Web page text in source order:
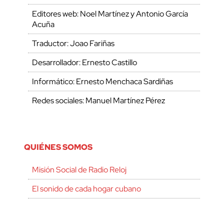
Editores web: Noel Martínez y Antonio García
Acuña
Traductor: Joao Fariñas
Desarrollador: Ernesto Castillo
Informático: Ernesto Menchaca Sardiñas
Redes sociales: Manuel Martínez Pérez
QUIÉNES SOMOS
Misión Social de Radio Reloj
El sonido de cada hogar cubano